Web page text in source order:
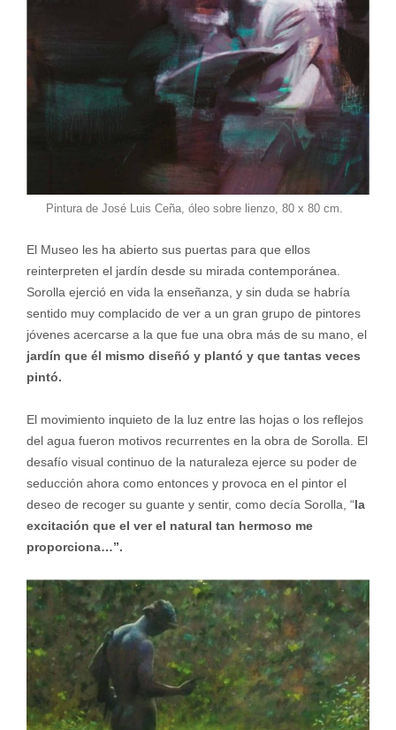
Pintura de José Luis Ceña, óleo sobre lienzo, 80 x 80 cm.
El Museo les ha abierto sus puertas para que ellos
reinterpreten el jardín desde su mirada contemporánea.
Sorolla ejerció en vida la enseñanza, y sin duda se habría
sentido muy complacido de ver a un gran grupo de pintores
jóvenes acercarse a la que fue una obra más de su mano, el
jardín que él mismo diseñó y plantó y que tantas veces
pintó.
El movimiento inquieto de la luz entre las hojas o los reflejos
del agua fueron motivos recurrentes en la obra de Sorolla. El
desafío visual continuo de la naturaleza ejerce su poder de
se­ducción ahora como entonces y provoca en el pintor el
deseo de recoger su guante y sentir, como decía Sorolla, “la
excitación que el ver el natural tan hermoso me
proporciona…”.